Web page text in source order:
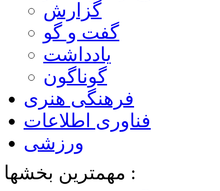
گزارش
گفت و گو
یادداشت
گوناگون
فرهنگی هنری
فناوری اطلاعات
ورزشی
مهمترین بخشها :